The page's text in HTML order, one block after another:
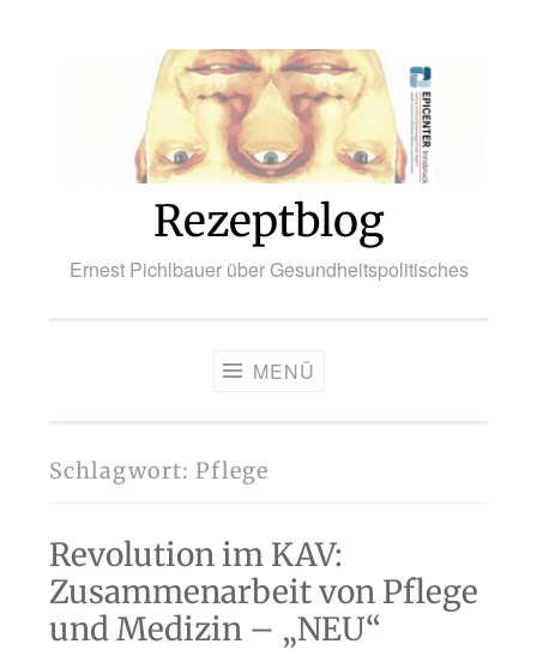
Rezeptblog
Ernest Pichlbauer über Gesundheitspolitisches
MENÜ
Schlagwort: Pflege
Revolution im KAV:
Zusammenarbeit von Pflege
und Medizin – „NEU“